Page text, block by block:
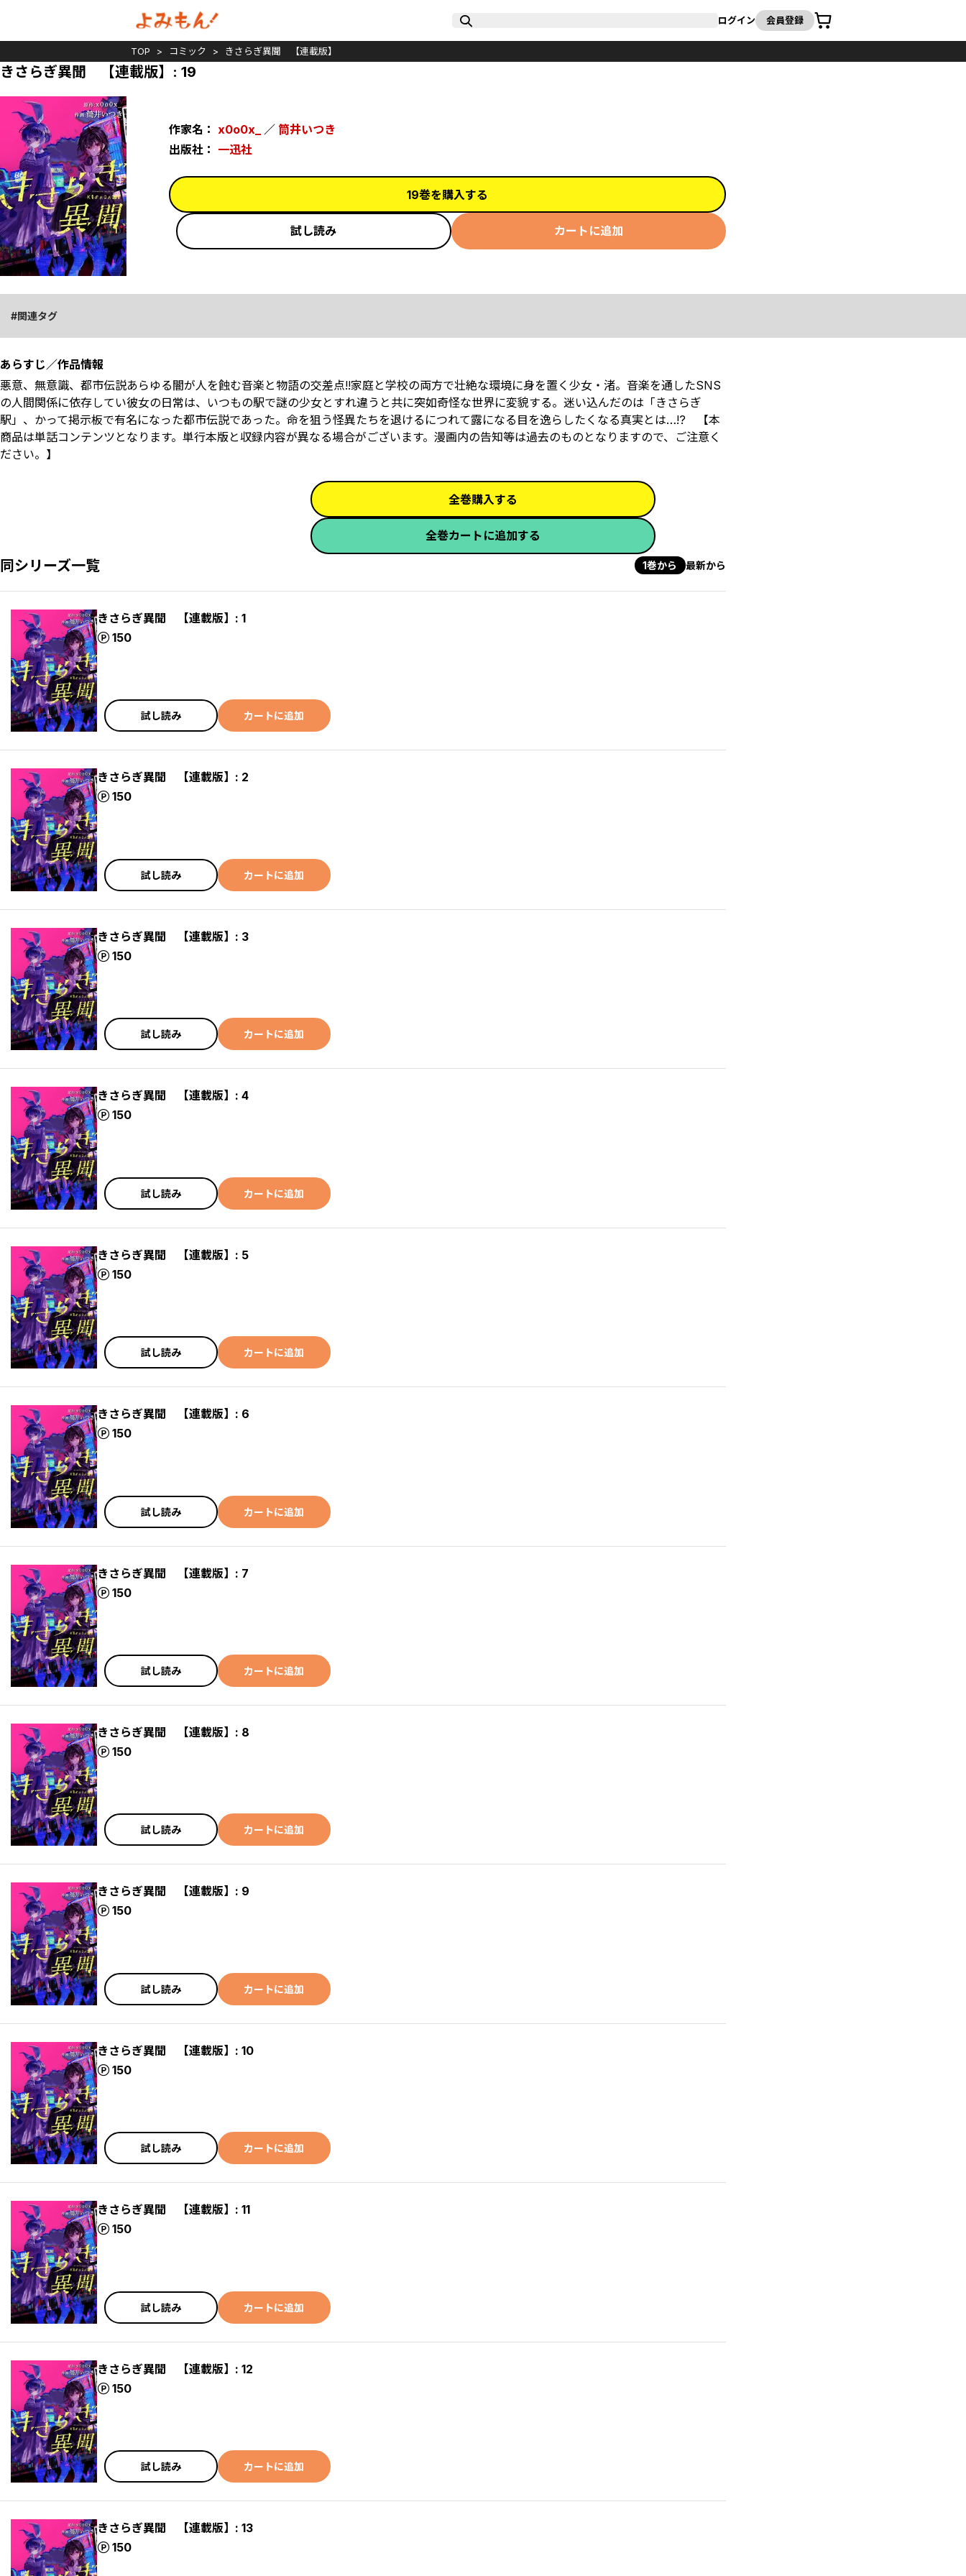
ログイン 会員登録
カート
TOP コミック きさらぎ異聞 【連載版】
きさらぎ異聞 【連載版】: 19
作家名： x0o0x_ ／ 筒井いつき
出版社： 一迅社
19巻を購入する
試し読み カートに追加
関連タグ
あらすじ／作品情報
悪意、無意識、都市伝説――あらゆる闇が人を蝕む音楽と物語の交差点!!家庭と学校の両方で壮絶な環境に身を置く少女・渚。音楽を通したSNS
の人間関係に依存してい彼女の日常は、いつもの駅で謎の少女とすれ違うと共に突如奇怪な世界に変貌する。迷い込んだのは「きさらぎ
駅」、かって掲示板で有名になった都市伝説であった。命を狙う怪異たちを退けるにつれて露になる目を逸らしたくなる真実とは…!? 【本
商品は単話コンテンツとなります。単行本版と収録内容が異なる場合がございます。漫画内の告知等は過去のものとなりますので、ご注意く
ださい。】
全巻購入する
全巻カートに追加する
同シリーズ一覧 1巻から 最新から
きさらぎ異聞 【連載版】: 1
150
ポイント
試し読み カートに追加
きさらぎ異聞 【連載版】: 2
150
ポイント
試し読み カートに追加
きさらぎ異聞 【連載版】: 3
150
ポイント
試し読み カートに追加
きさらぎ異聞 【連載版】: 4
150
ポイント
試し読み カートに追加
きさらぎ異聞 【連載版】: 5
150
ポイント
試し読み カートに追加
きさらぎ異聞 【連載版】: 6
150
ポイント
試し読み カートに追加
きさらぎ異聞 【連載版】: 7
150
ポイント
試し読み カートに追加
きさらぎ異聞 【連載版】: 8
150
ポイント
試し読み カートに追加
きさらぎ異聞 【連載版】: 9
150
ポイント
試し読み カートに追加
きさらぎ異聞 【連載版】: 10
150
ポイント
試し読み カートに追加
きさらぎ異聞 【連載版】: 11
150
ポイント
試し読み カートに追加
きさらぎ異聞 【連載版】: 12
150
ポイント
試し読み カートに追加
きさらぎ異聞 【連載版】: 13
150
ポイント